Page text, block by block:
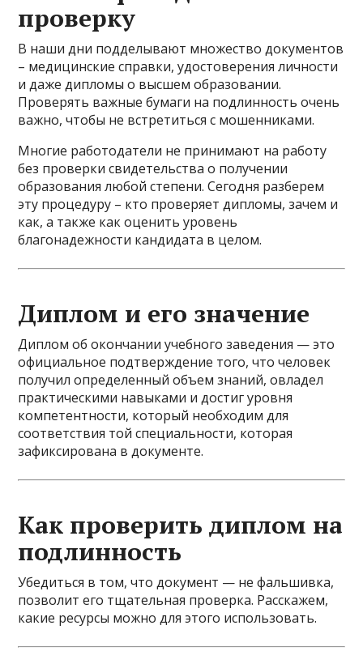
проверку
В наши дни подделывают множество документов
– медицинские справки, удостоверения личности
и даже дипломы о высшем образовании.
Проверять важные бумаги на подлинность очень
важно, чтобы не встретиться с мошенниками.
Многие работодатели не принимают на работу
без проверки свидетельства о получении
образования любой степени. Сегодня разберем
эту процедуру – кто проверяет дипломы, зачем и
как, а также как оценить уровень
благонадежности кандидата в целом.
Диплом и его значение
Диплом об окончании учебного заведения — это
официальное подтверждение того, что человек
получил определенный объем знаний, овладел
практическими навыками и достиг уровня
компетентности, который необходим для
соответствия той специальности, которая
зафиксирована в документе.
Как проверить диплом на
подлинность
Убедиться в том, что документ — не фальшивка,
позволит его тщательная проверка. Расскажем,
какие ресурсы можно для этого использовать.